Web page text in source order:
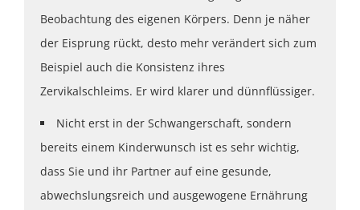
Beobachtung des eigenen Körpers. Denn je näher
der Eisprung rückt, desto mehr verändert sich zum
Beispiel auch die Konsistenz ihres
Zervikalschleims. Er wird klarer und dünnflüssiger.
Nicht erst in der Schwangerschaft, sondern
bereits einem Kinderwunsch ist es sehr wichtig,
dass Sie und ihr Partner auf eine gesunde,
abwechslungsreich und ausgewogene Ernährung